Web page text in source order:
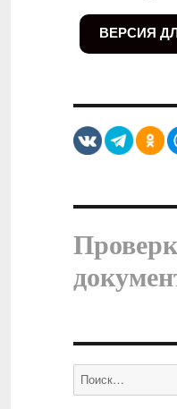
ВЕРСИЯ
Искать: